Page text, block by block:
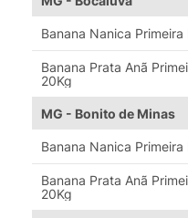
Banana Nanica
Banana Prata Anã
20Kg
MG - Bonito de Minas
Banana Nanica
Banana Prata Anã
20Kg